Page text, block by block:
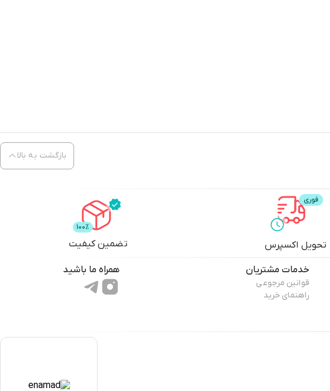
بازگشت به بالا
تحویل اکسپرس تضمین کیفیت
خدمات مشتریان
قوانین مرجوعی
راهنمای خرید
همراه ما باشید